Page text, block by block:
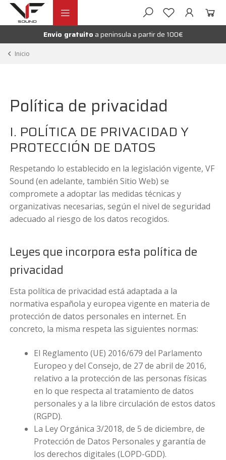
Ir
navegación
Ir
contenidoEnvío gratuito a peninsula a partir de 100€
Inicio
Política de privacidad
I. POLÍTICA DE PRIVACIDAD Y
PROTECCIÓN DE DATOS
Respetando lo establecido en la legislación vigente, VF
Sound (en adelante, también Sitio Web) se
compromete a adoptar las medidas técnicas y
organizativas necesarias, según el nivel de seguridad
adecuado al riesgo de los datos recogidos.
Leyes que incorpora esta política de
privacidad
Esta política de privacidad está adaptada a la
normativa española y europea vigente en materia de
protección de datos personales en internet. En
concreto, la misma respeta las siguientes normas:
El Reglamento (UE) 2016/679 del Parlamento
Europeo y del Consejo, de 27 de abril de 2016,
relativo a la protección de las personas físicas
en lo que respecta al tratamiento de datos
personales y a la libre circulación de estos datos
(RGPD).
La Ley Orgánica 3/2018, de 5 de diciembre, de
Protección de Datos Personales y garantía de
los derechos digitales (LOPD-GDD).